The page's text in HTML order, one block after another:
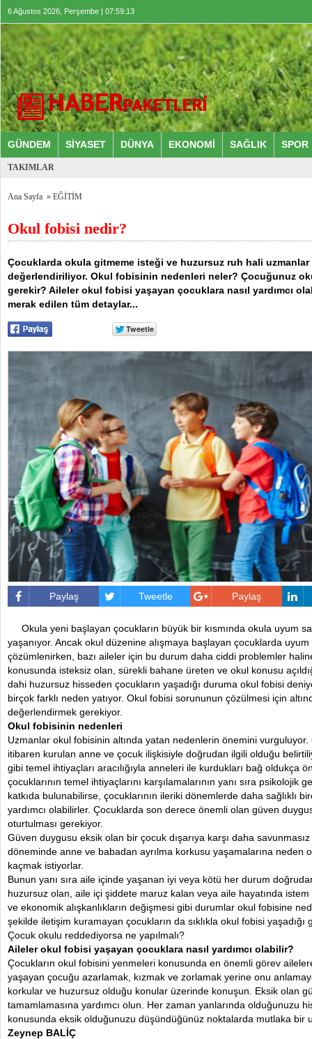
6 Ağustos 2026, Perşembe | 07:59:13
GÜNDEM SİYASET DÜNYA EKONOMİ SAĞLIK SPOR
TAKIMLAR
Ana Sayfa » EĞİTİM
Okul fobisi nedir?
Çocuklarda okula gitmeme isteği ve huzursuz ruh hali
değerlendiriliyor. Okul fobisinin nedenleri neler? Çocuğunuz
gerekir? Aileler okul fobisi yaşayan çocuklara nasıl yardımcı
merak edilen tüm detaylar...
Paylaş Tweetle Paylaş
Okula yeni başlayan çocukların büyük bir kısmında okula uyum
yaşanıyor. Ancak okul düzenine alışmaya başlayan çocuklarda
çözümlenirken, bazı aileler için bu durum daha ciddi problemler
konusunda isteksiz olan, sürekli bahane üreten ve okul konusu
dahi huzursuz hisseden çocukların yaşadığı duruma okul fobisi
birçok farklı neden yatıyor. Okul fobisi sorununun çözülmesi için
değerlendirmek gerekiyor.
Okul fobisinin nedenleri
Uzmanlar okul fobisinin altında yatan nedenlerin önemini
itibaren kurulan anne ve çocuk ilişkisiyle doğrudan ilgili olduğu
gibi temel ihtiyaçları aracılığıyla anneleri ile kurdukları bağ oldukça
çocuklarının temel ihtiyaçlarını karşılamalarının yanı sıra psikolojik
katkıda bulunabilirse, çocuklarının ileriki dönemlerde daha sağlıklı
yardımcı olabilirler. Çocuklarda son derece önemli olan güven
oturtulması gerekiyor.
Güven duygusu eksik olan bir çocuk dışarıya karşı daha
döneminde anne ve babadan ayrılma korkusu yaşamalarına neden
kaçmak istiyorlar.
Bunun yanı sıra aile içinde yaşanan iyi veya kötü her durum
huzursuz olan, aile içi şiddete maruz kalan veya aile hayatında istem
ve ekonomik alışkanlıkların değişmesi gibi durumlar okul fobisine
şekilde iletişim kuramayan çocukların da sıklıkla okul fobisi yaşadığı
Çocuk okulu reddediyorsa ne yapılmalı?
Aileler okul fobisi yaşayan çocuklara nasıl yardımcı olabilir?
Çocukların okul fobisini yenmeleri konusunda en önemli görev
yaşayan çocuğu azarlamak, kızmak ve zorlamak yerine onu
korkular ve huzursuz olduğu konular üzerinde konuşun. Eksik olan
tamamlamasına yardımcı olun. Her zaman yanlarında olduğunuzu
konusunda eksik olduğunuzu düşündüğünüz noktalarda mutlaka bir
Zeynep BALİÇ